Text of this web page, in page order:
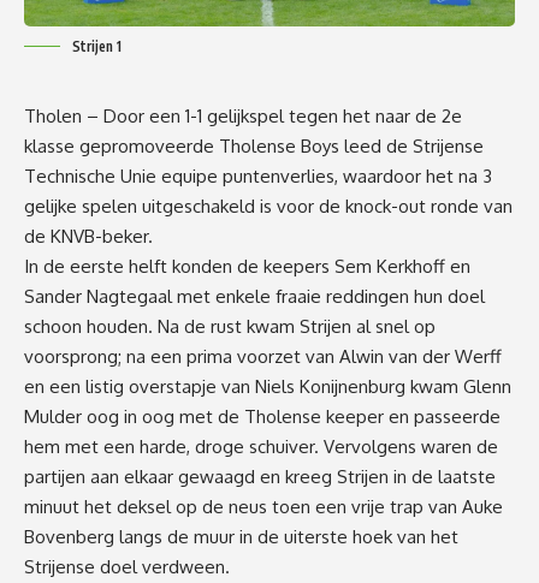
Strijen 1
Tholen – Door een 1-1 gelijkspel tegen het naar de 2e
klasse gepromoveerde Tholense Boys leed de Strijense
Technische Unie equipe puntenverlies, waardoor het na 3
gelijke spelen uitgeschakeld is voor de knock-out ronde van
de KNVB-beker.
In de eerste helft konden de keepers Sem Kerkhoff en
Sander Nagtegaal met enkele fraaie reddingen hun doel
schoon houden. Na de rust kwam Strijen al snel op
voorsprong; na een prima voorzet van Alwin van der Werff
en een listig overstapje van Niels Konijnenburg kwam Glenn
Mulder oog in oog met de Tholense keeper en passeerde
hem met een harde, droge schuiver. Vervolgens waren de
partijen aan elkaar gewaagd en kreeg Strijen in de laatste
minuut het deksel op de neus toen een vrije trap van Auke
Bovenberg langs de muur in de uiterste hoek van het
Strijense doel verdween.